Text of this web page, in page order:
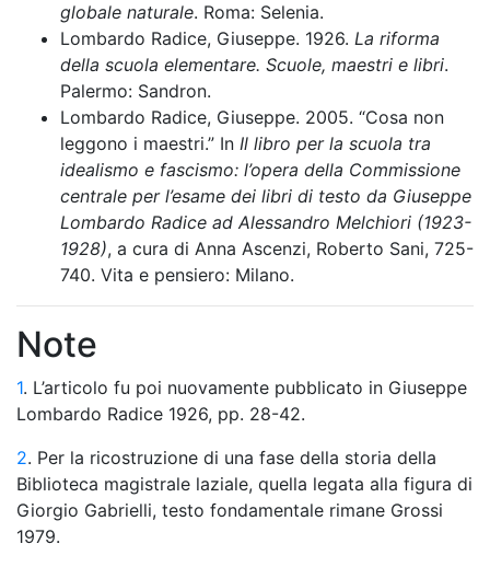
globale naturale. Roma: Selenia.
Lombardo Radice, Giuseppe. 1926. La riforma
della scuola elementare. Scuole, maestri e libri.
Palermo: Sandron.
Lombardo Radice, Giuseppe. 2005. “Cosa non
leggono i maestri.” In Il libro per la scuola tra
idealismo e fascismo: l’opera della Commissione
centrale per l’esame dei libri di testo da Giuseppe
Lombardo Radice ad Alessandro Melchiori (1923-
1928), a cura di Anna Ascenzi, Roberto Sani, 725-
740. Vita e pensiero: Milano.
Note
1. L’articolo fu poi nuovamente pubblicato in Giuseppe
Lombardo Radice 1926, pp. 28-42.
2. Per la ricostruzione di una fase della storia della
Biblioteca magistrale laziale, quella legata alla figura di
Giorgio Gabrielli, testo fondamentale rimane Grossi
1979.